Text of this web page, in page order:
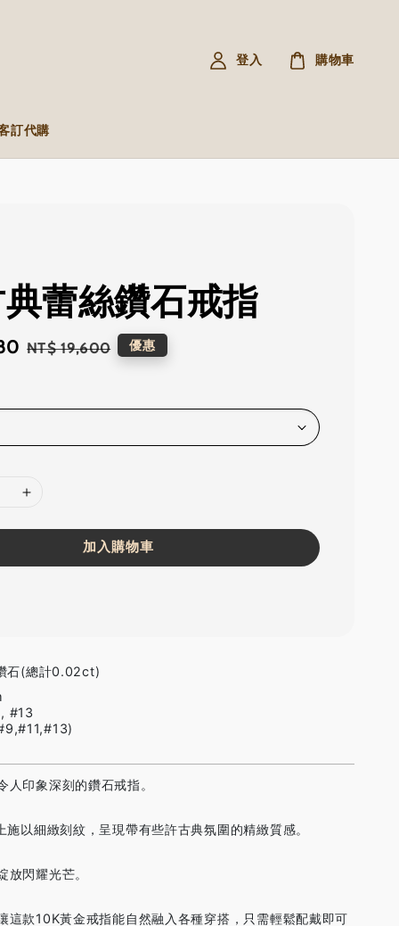
訂代購
登入 購物車
典蕾絲鑽石戒指
Regular
NT$ 19,600 優惠
加入購物車
石(總計0.02ct)
#13
人印象深刻的鑽石戒指。
以細緻刻紋，呈現帶有些許古典氛圍的精緻質感。
放閃耀光芒。
這款10K黃金戒指能自然融入各種穿搭，只需輕鬆配戴即可